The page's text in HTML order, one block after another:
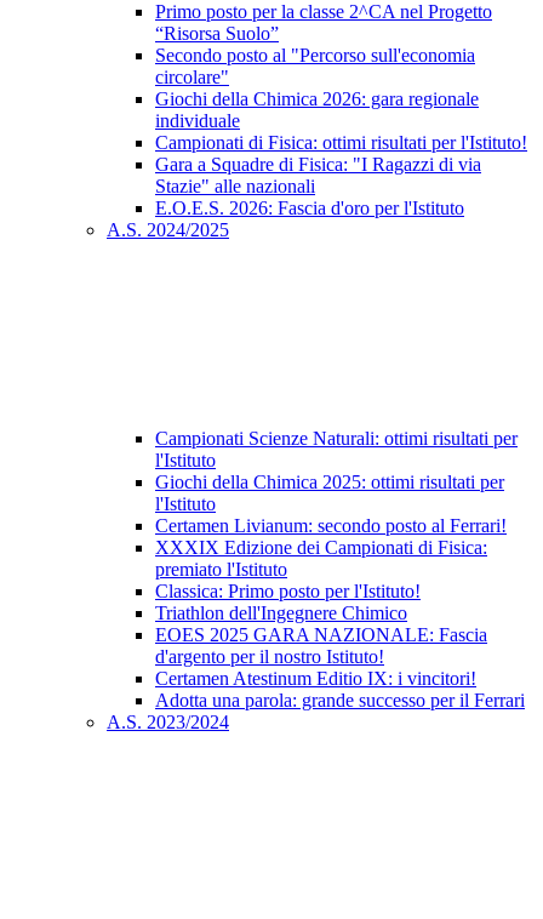
Primo posto per la classe 2^CA nel Progetto
“Risorsa Suolo”
Secondo posto al "Percorso sull'economia
circolare"
Giochi della Chimica 2026: gara regionale
individuale
Campionati di Fisica: ottimi risultati per l'Istituto!
Gara a Squadre di Fisica: "I Ragazzi di via
Stazie" alle nazionali
E.O.E.S. 2026: Fascia d'oro per l'Istituto
A.S. 2024/2025
Campionati Scienze Naturali: ottimi risultati per
l'Istituto
Giochi della Chimica 2025: ottimi risultati per
l'Istituto
Certamen Livianum: secondo posto al Ferrari!
XXXIX Edizione dei Campionati di Fisica:
premiato l'Istituto
Classica: Primo posto per l'Istituto!
Triathlon dell'Ingegnere Chimico
EOES 2025 GARA NAZIONALE: Fascia
d'argento per il nostro Istituto!
Certamen Atestinum Editio IX: i vincitori!
Adotta una parola: grande successo per il Ferrari
A.S. 2023/2024